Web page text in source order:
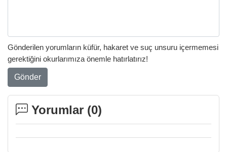
Gönderilen yorumların küfür, hakaret ve suç unsuru içermemesi
gerektiğini okurlarımıza önemle hatırlatırız!
Gönder
Yorumlar (0)